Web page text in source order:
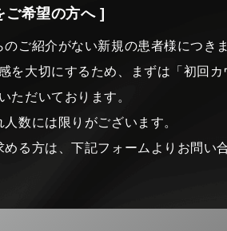
ご希望の方へ ]
のご紹介がない新規の患者様につき
を大切にするため、まずは「初回
ただいております。
人数には限りがございます。
める方は、下記フォームよりお問い